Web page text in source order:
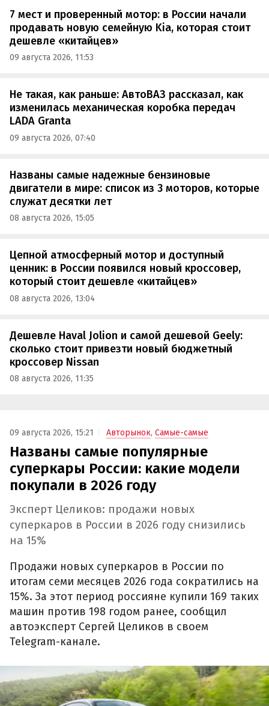
7 мест и проверенный мотор: в России начали
продавать новую семейную Kia, которая стоит
дешевле «китайцев»
09 августа 2026, 11:53
Не такая, как раньше: АвтоВАЗ рассказал, как
изменилась механическая коробка передач
LADA Granta
09 августа 2026, 07:40
Названы самые надежные бензиновые
двигатели в мире: список из 3 моторов, которые
служат десятки лет
08 августа 2026, 15:05
Цепной атмосферный мотор и доступный
ценник: в России появился новый кроссовер,
который стоит дешевле «китайцев»
08 августа 2026, 13:04
Дешевле Haval Jolion и самой дешевой Geely:
сколько стоит привезти новый бюджетный
кроссовер Nissan
08 августа 2026, 11:35
09 августа 2026, 15:21 Авторынок, Самые-самые
Названы самые популярные
суперкары России: какие модели
покупали в 2026 году
Эксперт Целиков: продажи новых
суперкаров в России в 2026 году снизились
на 15%
Продажи новых суперкаров в России по
итогам семи месяцев 2026 года сократились на
15%. За этот период россияне купили 169 таких
машин против 198 годом ранее, сообщил
автоэксперт Сергей Целиков в своем
Telegram-канале.